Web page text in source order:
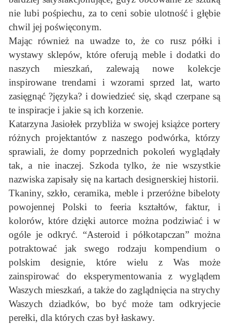
nie lubi pośpiechu, za to ceni sobie ulotność i głębie
chwil jej poświęconym.
Mając również na uwadze to, że co rusz półki i
wystawy sklepów, które oferują meble i dodatki do
naszych mieszkań, zalewają nowe kolekcje
inspirowane trendami i wzorami sprzed lat, warto
zasięgnąć ?języka? i dowiedzieć się, skąd czerpane są
te inspiracje i jakie są ich korzenie.
Katarzyna Jasiołek przybliża w swojej książce portery
różnych projektantów z naszego podwórka, którzy
sprawiali, że domy poprzednich pokoleń wyglądały
tak, a nie inaczej. Szkoda tylko, że nie wszystkie
nazwiska zapisały się na kartach designerskiej historii.
Tkaniny, szkło, ceramika, meble i przeróżne bibeloty
powojennej Polski to feeria kształtów, faktur, i
kolorów, które dzięki autorce można podziwiać i w
ogóle je odkryć. “Asteroid i półkotapczan” można
potraktować jak swego rodzaju kompendium o
polskim designie, które wielu z Was może
zainspirować do eksperymentowania z wyglądem
Waszych mieszkań, a także do zaglądnięcia na strychy
Waszych dziadków, bo być może tam odkryjecie
perełki, dla których czas był łaskawy.